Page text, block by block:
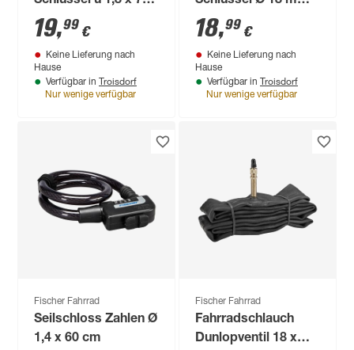
cm
19,99 €
Keine Lieferung nach
Hause
Verfügbar in Troisdorf
Nur wenige verfügbar
70 cm
18,99 €
Keine Lieferung nach
Hause
Verfügbar in Troisdorf
Nur wenige verfügbar
Fischer Fahrrad
Seilschloss Zahlen Ø
1,4 x 60 cm
Fischer Fahrrad
Fahrradschlauch
Dunlopventil 18 x